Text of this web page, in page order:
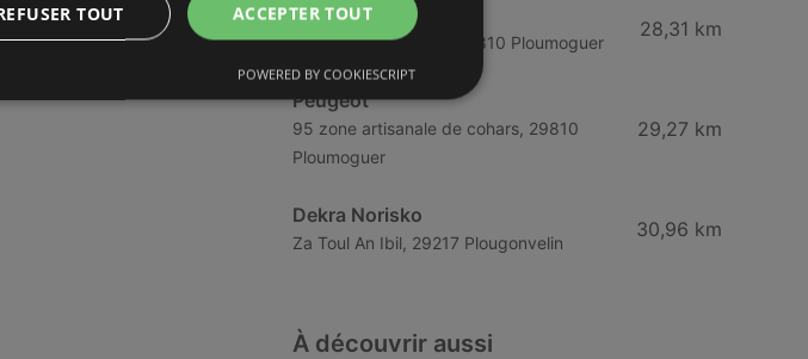
Peugeot
6 rue de la chapelle, 29810 Ploumoguer
28,31 km
Peugeot
95 zone artisanale de cohars, 29810
Ploumoguer
29,27 km
Dekra Norisko
Za Toul An Ibil, 29217 Plougonvelin
30,96 km
À découvrir aussi
ACCEPTER TOUT
TOUT
POWERED BY COOKIESCRIPT